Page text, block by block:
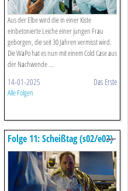
Aus der Elbe wird die in einer Kiste
einbetonierte Leiche einer jungen Frau
geborgen, die seit 30 Jahren vermisst wird.
Die WaPo hat es nun mit einem Cold Case aus
der Nachwende ...
14-01-2025 Das Erste
Alle Folgen
Folge 11: Scheißtag (s02/e03)